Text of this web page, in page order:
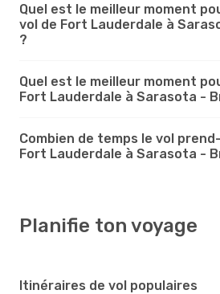
Quel est le meilleur moment
vol de Fort Lauderdale à
?
Quel est le meilleur moment
Fort Lauderdale à Sarasota -
Combien de temps le vol
Fort Lauderdale à Sarasota -
Planifie ton voyage
Itinéraires de vol populaires